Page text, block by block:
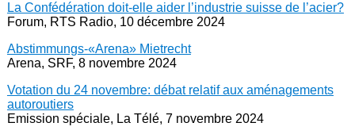
La Confédération doit-elle aider l’industrie suisse de l’acier?
Forum, RTS Radio, 10 décembre 2024
Abstimmungs-«Arena» Mietrecht
Arena, SRF, 8 novembre 2024
Votation du 24 novembre: débat relatif aux aménagements
autoroutiers
Emission spéciale, La Télé, 7 novembre 2024